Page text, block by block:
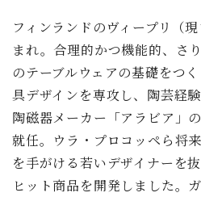
フィンランドのヴィープリ（
まれ。合理的かつ機能的、さ
のテーブルウェアの基礎をつ
具デザインを専攻し、陶芸経
陶磁器メーカー「アラビア」
就任。ウラ・プロコッペら将
を手がける若いデザイナーを
ヒット商品を開発しました。